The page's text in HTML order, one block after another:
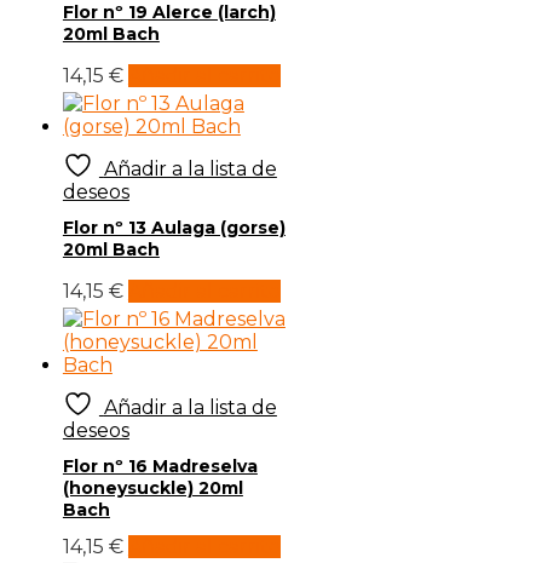
Flor nº 19 Alerce (larch)
20ml Bach
14,15 €
Añadir a la lista de
deseos
Flor nº 13 Aulaga (gorse)
20ml Bach
14,15 €
Añadir a la lista de
deseos
Flor nº 16 Madreselva
(honeysuckle) 20ml
Bach
14,15 €